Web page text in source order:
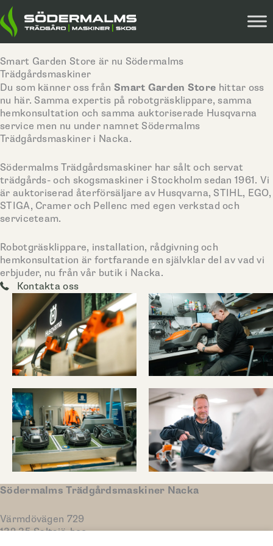
Hoppa
till
innehåll
Smart Garden Store är nu Södermalms
Trädgårdsmaskiner
Du som känner oss från Smart Garden Store hittar oss
nu här. Samma expertis på robotgräsklippare, samma
hemkonsultation och samma auktoriserade Husqvarna
service men nu under namnet Södermalms
Trädgårdsmaskiner i Nacka.
Södermalms Trädgårdsmaskiner har sålt och servat
trädgårds- och skogsmaskiner i Stockholm sedan 1961. Vi
är auktoriserad återförsäljare av Husqvarna, STIHL, EGO,
STIGA, Cramer och Pellenc med egen verkstad och
serviceteam.
Robotgräsklippare, installation, rådgivning och
hemkonsultation är fortfarande en självklar del av vad vi
erbjuder, nu från vår butik i Nacka.
Kontakta oss
Södermalms Trädgårdsmaskiner Nacka
Värmdövägen 729
132 35 Saltsjö-boo